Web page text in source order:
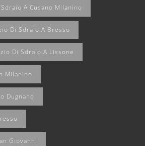
A Cusano Milanino
Di Sdraio A Bresso
Di Sdraio A Lissone
Milanino
Dugnano
Giovanni